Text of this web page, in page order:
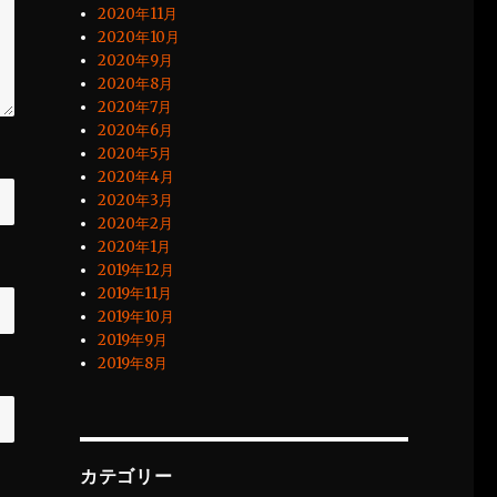
2020年11月
2020年10月
2020年9月
2020年8月
2020年7月
2020年6月
2020年5月
2020年4月
2020年3月
2020年2月
2020年1月
2019年12月
2019年11月
2019年10月
2019年9月
2019年8月
カテゴリー